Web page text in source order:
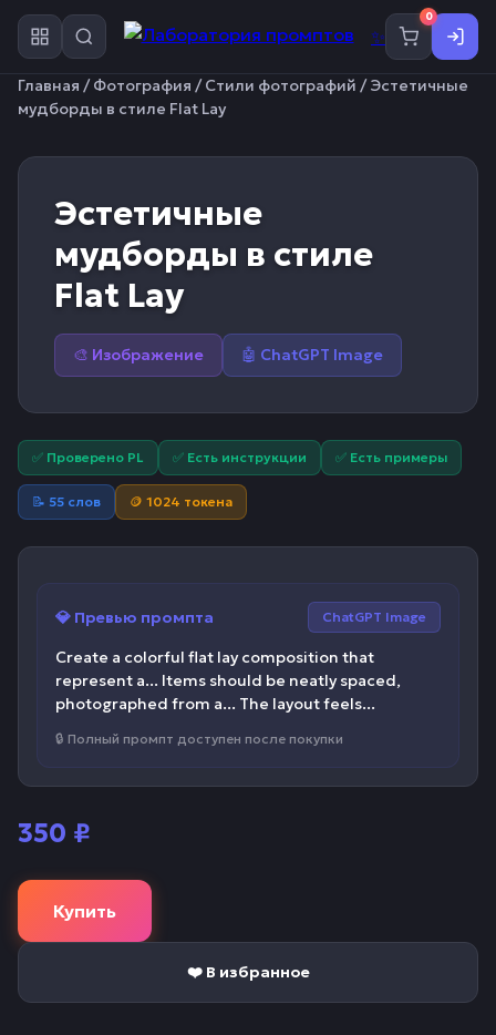
✨
0
Главная /Фотография /Стили фотографий / Эстетичные
мудборды в стиле Flat Lay
Эстетичные
мудборды в стиле
Flat Lay
🎨 Изображение 🤖 ChatGPT Image
✅ Проверено PL ✅ Есть инструкции ✅ Есть примеры
📝 55 слов 🪙 1024 токена
💎 Превью промпта ChatGPT Image
Create a colorful flat lay composition that
represent a... Items should be neatly spaced,
photographed from a... The layout feels...
🔒 Полный промпт доступен после покупки
350 ₽
Купить
❤️ В избранное